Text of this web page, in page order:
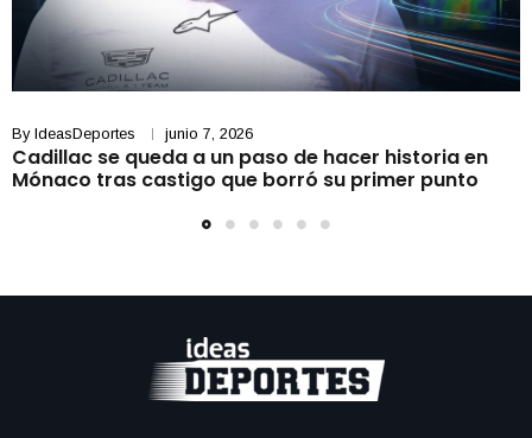
By IdeasDeportes junio 7, 2026
Cadillac se queda a un paso de hacer historia en
Mónaco tras castigo que borró su primer punto